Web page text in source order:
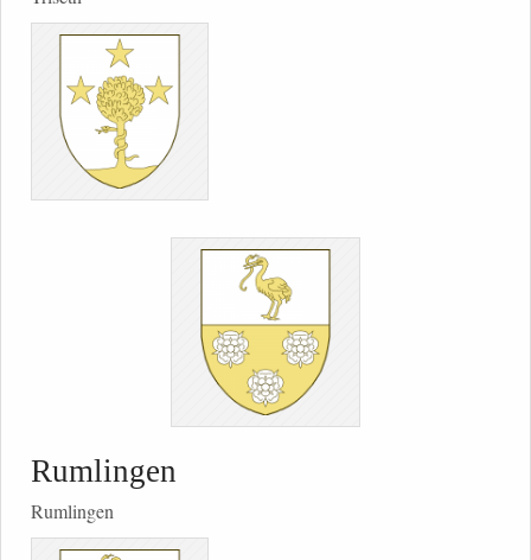
Rumlingen
Rumlingen